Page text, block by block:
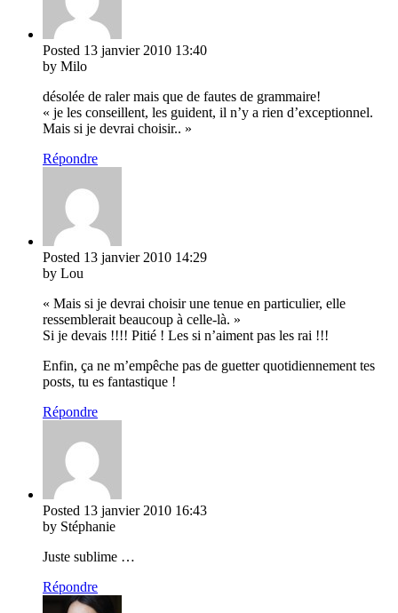
Posted 13 janvier 2010 13:40
by Milo
désolée de raler mais que de fautes de grammaire!
« je les conseillent, les guident, il n’y a rien d’exceptionnel.
Mais si je devrai choisir.. »
Répondre
Posted 13 janvier 2010 14:29
by Lou
« Mais si je devrai choisir une tenue en particulier, elle
ressemblerait beaucoup à celle-là. »
Si je devais !!!! Pitié ! Les si n’aiment pas les rai !!!
Enfin, ça ne m’empêche pas de guetter quotidiennement tes
posts, tu es fantastique !
Répondre
Posted 13 janvier 2010 16:43
by Stéphanie
Juste sublime …
Répondre